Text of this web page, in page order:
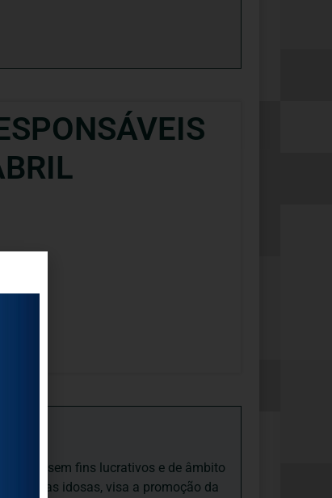
Social sem fins lucrativos e de âmbito
pessoas idosas, visa a promoção da